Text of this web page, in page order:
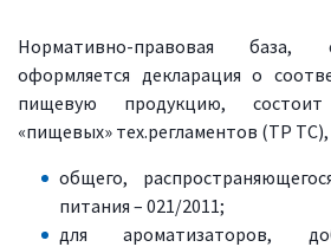
Нормативно-правовая база,
оформляется декларация о
пищевую продукцию,
«пищевых» тех.регламентов (ТР ТС),
общего,
питания – 021/2011;
для ароматизаторов,